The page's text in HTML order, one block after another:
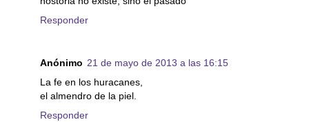
Responder
Anónimo 21 de mayo de 2013 a las 16:15
La fe en los huracanes,
el almendro de la piel.
Responder